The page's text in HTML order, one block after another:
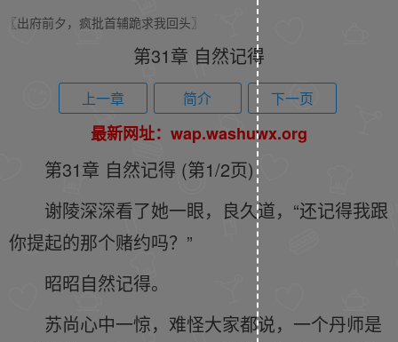
〖出府前夕，疯批首辅跪求我回头〗
第31章 自然记得
上一章 简介 下一页
最新网址：wap.washuwx.org
第31章 自然记得 (第1/2页)
谢陵深深看了她一眼，良久道，“还记得我跟
你提起的那个赌约吗？”
昭昭自然记得。
苏尚心中一惊，难怪大家都说，一个丹师是